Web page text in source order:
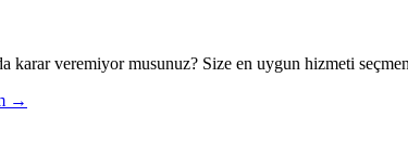
karar veremiyor musunuz? Size en uygun hizmeti
→